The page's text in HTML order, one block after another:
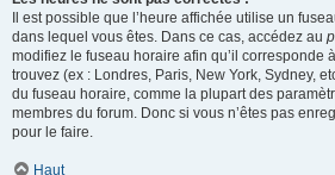
Il est possible que l’heure affichée utilise un
dans lequel vous êtes. Dans ce cas, accédez au
modifiez le fuseau horaire afin qu’il corresponde
trouvez (ex : Londres, Paris, New York, Sydney,
du fuseau horaire, comme la plupart des
membres du forum. Donc si vous n’êtes pas
pour le faire.
Haut